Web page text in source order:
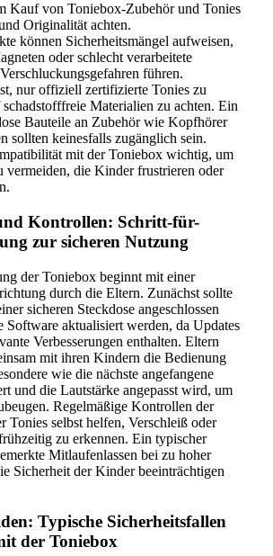
Kauf von Toniebox-Zubehör und Tonies
Originalität achten.
können Sicherheitsmängel aufweisen,
oder schlecht verarbeitete
führen.
nur offiziell zertifizierte Tonies zu
Materialien zu achten. Ein
Bauteile an Zubehör wie Kopfhörer
sollten keinesfalls zugänglich sein.
mit der Toniebox wichtig, um
vermeiden, die Kinder frustrieren oder
Kontrollen: Schritt-für-
zur sicheren Nutzung
der Toniebox beginnt mit einer
durch die Eltern. Zunächst sollte
sicheren Steckdose angeschlossen
Software aktualisiert werden, da Updates
Verbesserungen enthalten. Eltern
mit ihren Kindern die Bedienung
wie die nächste angefangene
und die Lautstärke angepasst wird, um
Regelmäßige Kontrollen der
Tonies selbst helfen, Verschleiß oder
zu erkennen. Ein typischer
Mitlaufenlassen bei zu hoher
Sicherheit der Kinder beeinträchtigen
Typische Sicherheitsfallen
der Toniebox